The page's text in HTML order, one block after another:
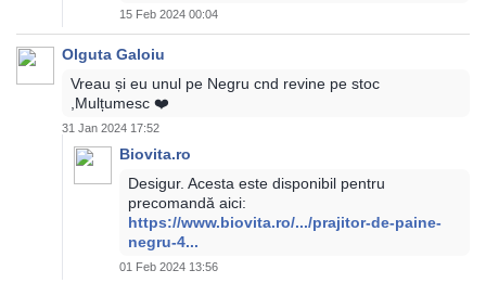
15 Feb 2024 00:04
Olguta Galoiu
Vreau și eu unul pe Negru cnd revine pe stoc
,Mulțumesc ❤️
31 Jan 2024 17:52
Biovita.ro
Desigur. Acesta este disponibil pentru
precomandă aici:
https://www.biovita.ro/.../prajitor-de-paine-
negru-4...
01 Feb 2024 13:56